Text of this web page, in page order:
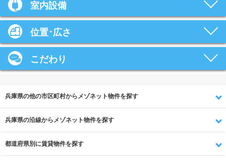
室内設備
位置･広さ
こだわり
兵庫県の他の市区町村からメゾネット物件を探す
兵庫県の沿線からメゾネット物件を探す
都道府県別に賃貸物件を探す